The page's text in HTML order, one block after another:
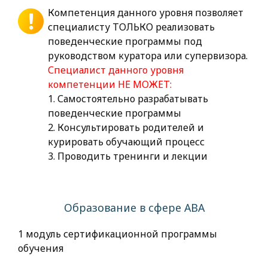
Компетенция данного уровня позволяет
специалисту ТОЛЬКО реализовать
поведенческие программы под
руководством куратора или супервизора.
Специалист данного уровня
компетенции НЕ МОЖЕТ:
1. Самостоятельно разрабатывать
поведенческие программы
2. Консультировать родителей и
курировать обучающий процесс
3. Проводить тренинги и лекции
Образование в сфере АВА
1 модуль сертификационной программы
обучения